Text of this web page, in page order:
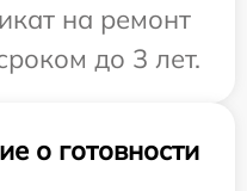
на ремонт
до 3 лет.
о готовности